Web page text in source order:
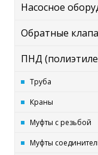
Насосное
Обратные
ПНД
Труба
Краны
Муфты с резьбой
Муфты